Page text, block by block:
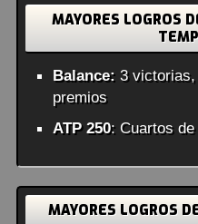
MAYORES LOGROS
Balance: 3
premios
ATP 250: Cuartos
MAYORES LOGROS